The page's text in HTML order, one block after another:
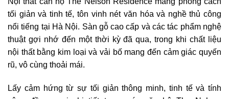
tối giản và tinh tế, tôn vinh nét văn hóa và nghề thủ công
nổi tiếng tại Hà Nội. Sàn gỗ cao cấp và các tác phẩm nghệ
thuật gợi nhớ đến một thời kỳ đã qua, trong khi chất liệu
nội thất bằng kim loại và vải bố mang đến cảm giác quyến
rũ, vô cùng thoải mái.
Lấy cảm hứng từ sự tối giản thông minh, tinh tế và tính